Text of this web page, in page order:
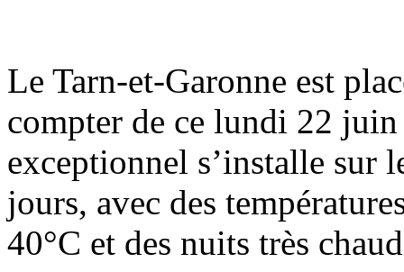
Le Tarn-et-Garonne est
compter de ce lundi 22
exceptionnel s’installe sur
jours, avec des
40°C et des nuits très